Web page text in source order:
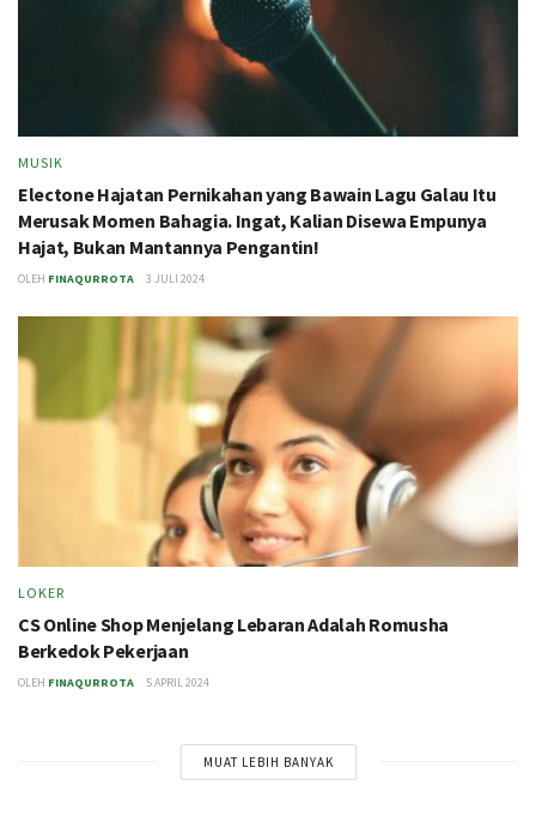
MUSIK
Electone Hajatan Pernikahan yang Bawain Lagu Galau Itu
Merusak Momen Bahagia. Ingat, Kalian Disewa Empunya
Hajat, Bukan Mantannya Pengantin!
OLEH FINAQURROTA 3 JULI 2024
LOKER
CS Online Shop Menjelang Lebaran Adalah Romusha
Berkedok Pekerjaan
OLEH FINAQURROTA 5 APRIL 2024
MUAT LEBIH BANYAK